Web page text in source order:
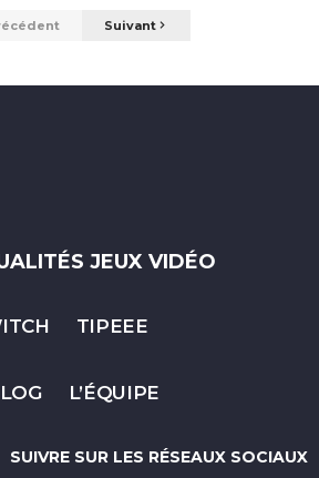
Suivant
JEUX VIDÉO
TIPEEE
L’ÉQUIPE
SUIVRE SUR LES RÉSEAUX SOCIAUX